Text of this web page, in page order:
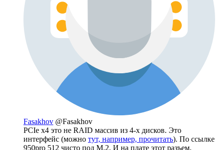
Fasakhov @Fasakhov
PCIe x4 это не RAID массив из 4-х дисков. Это
интерфейс (можно тут, например, прочитать). По ссылке
950pro 512 чисто под M.2. И на плате этот разъем.